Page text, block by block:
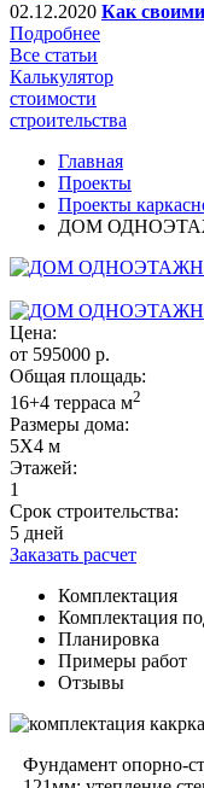
02.12.2020 Как
Подробнее
Все статьи
Калькулятор
стоимости
строительства
Главная
Проекты
Проекты
ДОМ
Цена:
от 595000 р.
Общая площадь:
16+4 терраса м2
Размеры дома:
5Х4 м
Этажей:
1
Срок строительства:
5 дней
Заказать расчет
Комплектация
Комплектация
Планировка
Примеры работ
Отзывы
Фундамент опорно-